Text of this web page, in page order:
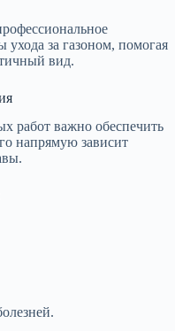
за газоном, помогая
вид.
работ важно обеспечить
напрямую зависит